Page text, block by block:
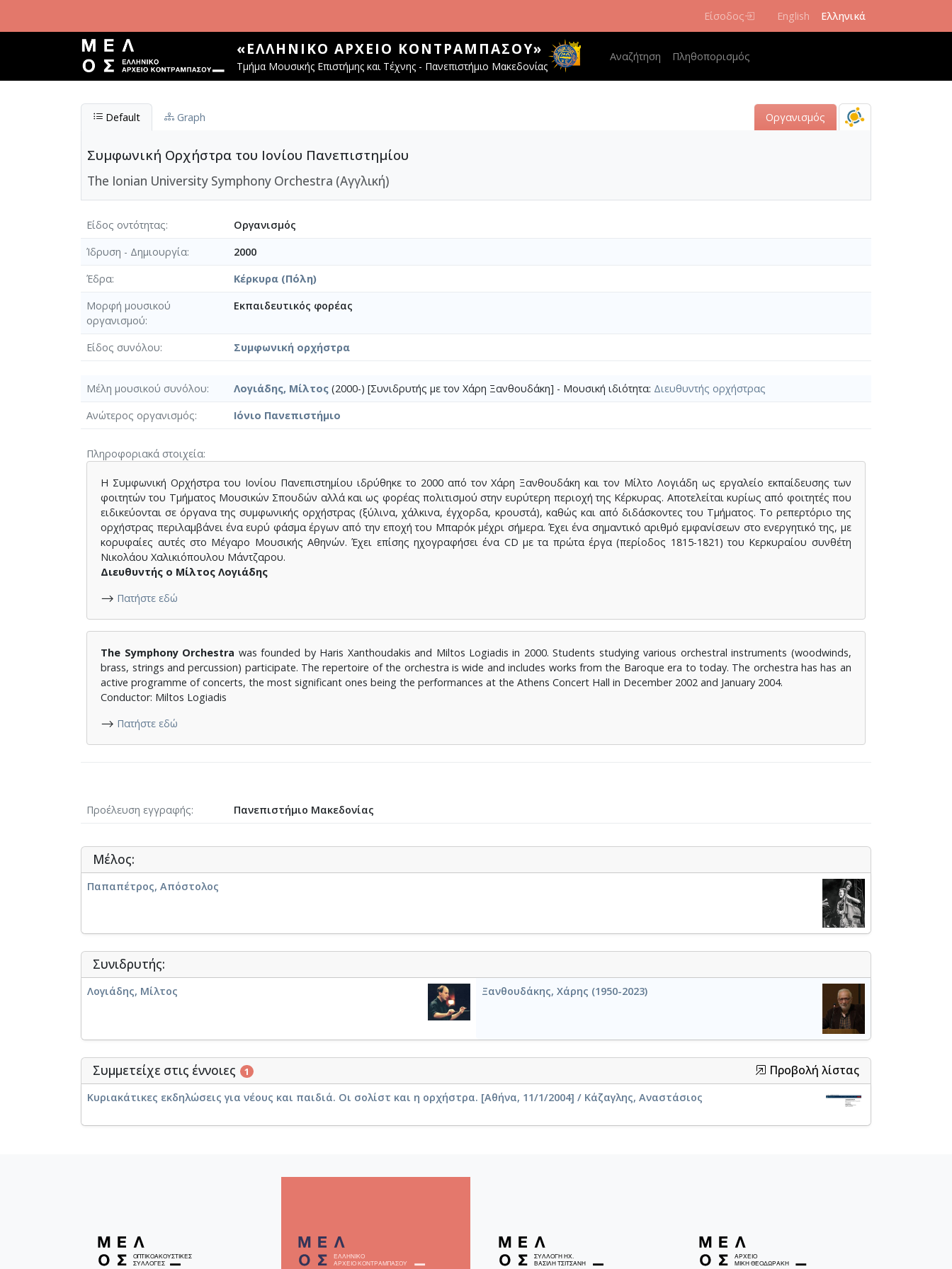
Είσοδος English Ελληνικά
«ΕΛΛΗΝΙΚΌ ΑΡΧΕΊΟ ΚΟΝΤΡΑΜΠΆΣΟΥ»
Τμήμα Μουσικής Επιστήμης και Τέχνης - Πανεπιστήμιο Μακεδονίας
Main navigation
Αναζήτηση Πληθοπορισμός
Default Graph Οργανισμός
Συμφωνική Ορχήστρα του Ιονίου Πανεπιστημίου
The Ionian University Symphony Orchestra (Αγγλική)
Είδος οντότητας
Οργανισμός
Ίδρυση - Δημιουργία
2000
Έδρα
Κέρκυρα (Πόλη)
Μορφή μουσικού
οργανισμού
Εκπαιδευτικός φορέας
Είδος συνόλου Συμφωνική ορχήστρα
Μέλη μουσικού συνόλου Λογιάδης, Μίλτος (2000-) [Συνιδρυτής με τον Χάρη Ξανθουδάκη] - Μουσική ιδιότητα: Διευθυντής ορχήστρας
Ανώτερος οργανισμός
Ιόνιο Πανεπιστήμιο
Πληροφοριακά στοιχεία
Η Συμφωνική Ορχήστρα του Ιονίου Πανεπιστημίου ιδρύθηκε το 2000 από τον Χάρη Ξανθουδάκη και τον Μίλτο Λογιάδη ως εργαλείο εκπαίδευσης των
φοιτητών του Τμήματος Μουσικών Σπουδών αλλά και ως φορέας πολιτισμού στην ευρύτερη περιοχή της Κέρκυρας. Αποτελείται κυρίως από φοιτητές που
ειδικεύονται σε όργανα της συμφωνικής ορχήστρας (ξύλινα, χάλκινα, έγχορδα, κρουστά), καθώς και από διδάσκοντες του Τμήματος. Το ρεπερτόριο της
ορχήστρας περιλαμβάνει ένα ευρύ φάσμα έργων από την εποχή του Μπαρόκ μέχρι σήμερα. Έχει ένα σημαντικό αριθμό εμφανίσεων στο ενεργητικό της, με
κορυφαίες αυτές στο Μέγαρο Μουσικής Αθηνών. Έχει επίσης ηχογραφήσει ένα CD με τα πρώτα έργα (περίοδος 1815-1821) του Κερκυραίου συνθέτη
Νικολάου Χαλικιόπουλου Μάντζαρου.
Διευθυντής ο Μίλτος Λογιάδης
⟶ Πατήστε εδώ
The Symphony Orchestra was founded by Haris Xanthoudakis and Miltos Logiadis in 2000. Students studying various orchestral instruments (woodwinds,
brass, strings and percussion) participate. The repertoire of the orchestra is wide and includes works from the Baroque era to today. The orchestra has has an
active programme of concerts, the most significant ones being the performances at the Athens Concert Hall in December 2002 and January 2004.
Conductor: Miltos Logiadis
⟶ Πατήστε εδώ
Προέλευση εγγραφής Πανεπιστήμιο Μακεδονίας
Μέλος:
Παπαπέτρος, Απόστολος
Συνιδρυτής:
Λογιάδης, Μίλτος Ξανθουδάκης, Χάρης (1950-2023)
Συμμετείχε στις έννοιες 1 Προβολή λίστας
Κυριακάτικες εκδηλώσεις για νέους και παιδιά. Οι σολίστ και η ορχήστρα. [Αθήνα, 11/1/2004] / Κάζαγλης, Αναστάσιος